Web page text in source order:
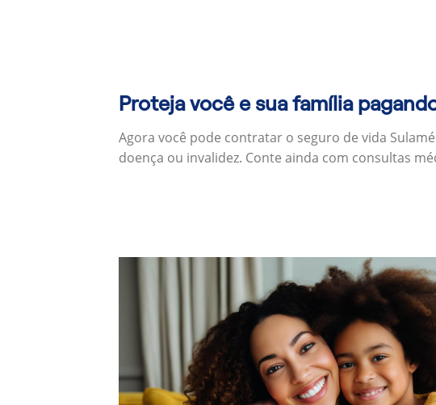
Proteja você e sua família
Agora você pode contratar o seguro de vida
doença ou invalidez. Conte ainda com consultas